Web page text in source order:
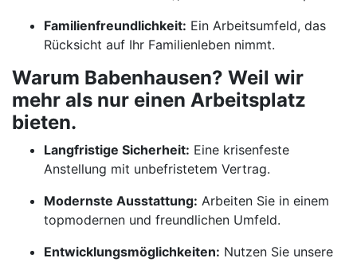
Familienfreundlichkeit: Ein Arbeitsumfeld, das
Rücksicht auf Ihr Familienleben nimmt.
Warum Babenhausen? Weil wir
mehr als nur einen Arbeitsplatz
bieten.
Langfristige Sicherheit: Eine krisenfeste
Anstellung mit unbefristetem Vertrag.
Modernste Ausstattung: Arbeiten Sie in einem
topmodernen und freundlichen Umfeld.
Entwicklungsmöglichkeiten: Nutzen Sie unsere